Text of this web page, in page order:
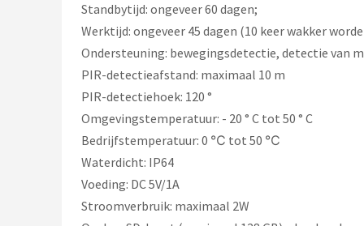
Standbytijd: ongeveer 60 dagen;
Werktijd: ongeveer 45 dagen (10 keer wakker
Ondersteuning: bewegingsdetectie, detectie van
PIR-detectieafstand: maximaal 10 m
PIR-detectiehoek: 120 °
Omgevingstemperatuur: - 20 ° C tot 50 ° C
Bedrijfstemperatuur: 0 ℃ tot 50 ℃
Waterdicht: IP64
Voeding: DC 5V/1A
Stroomverbruik: maximaal 2W